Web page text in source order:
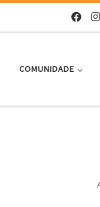
COMUNIDADE